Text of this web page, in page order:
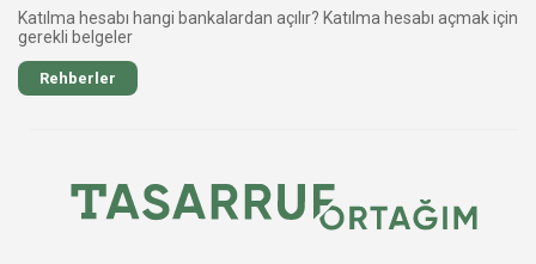
Katılma hesabı hangi bankalardan açılır? Katılma hesabı açmak için
gerekli belgeler
Rehberler